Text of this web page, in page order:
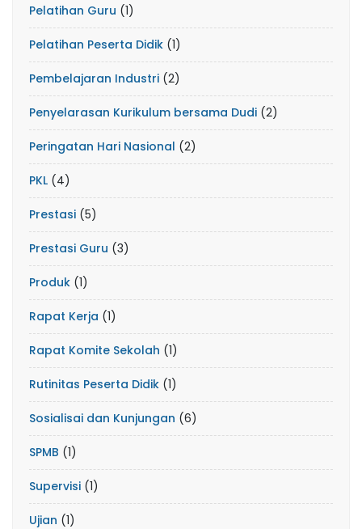
Pelatihan Guru (1)
Pelatihan Peserta Didik (1)
Pembelajaran Industri (2)
Penyelarasan Kurikulum bersama Dudi (2)
Peringatan Hari Nasional (2)
PKL (4)
Prestasi (5)
Prestasi Guru (3)
Produk (1)
Rapat Kerja (1)
Rapat Komite Sekolah (1)
Rutinitas Peserta Didik (1)
Sosialisai dan Kunjungan (6)
SPMB (1)
Supervisi (1)
Ujian (1)